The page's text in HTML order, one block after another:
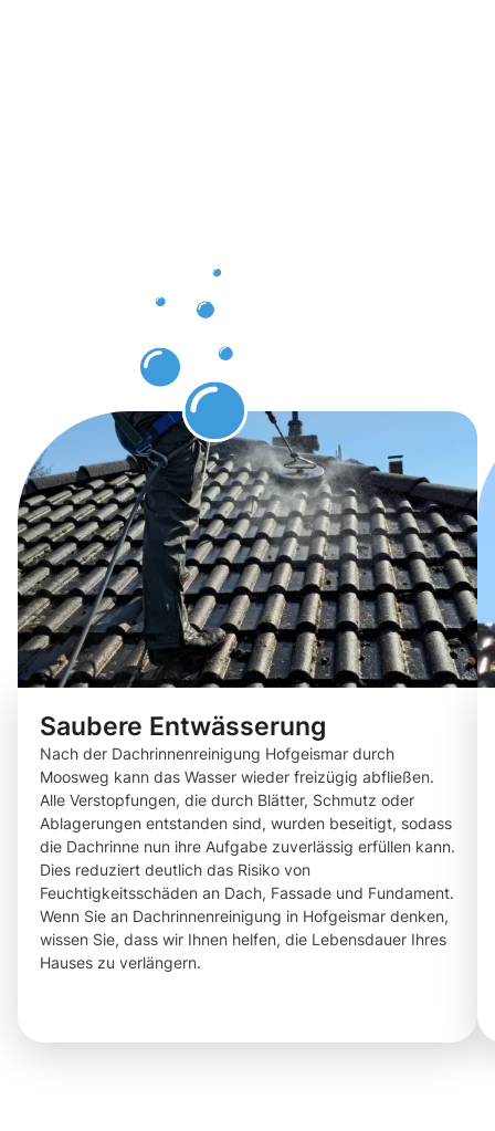
Saubere Entwässerung
Nach der Dachrinnenreinigung Hofgeismar durch
Moosweg kann das Wasser wieder freizügig abfließen.
Alle Verstopfungen, die durch Blätter, Schmutz oder
Ablagerungen entstanden sind, wurden beseitigt, sodass
die Dachrinne nun ihre Aufgabe zuverlässig erfüllen kann.
Dies reduziert deutlich das Risiko von
Feuchtigkeitsschäden an Dach, Fassade und Fundament.
Wenn Sie an Dachrinnenreinigung in Hofgeismar denken,
wissen Sie, dass wir Ihnen helfen, die Lebensdauer Ihres
Hauses zu verlängern.